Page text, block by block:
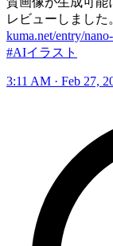
レビューしました
kuma.net/entry/
#AIイラスト
3:11 AM · Feb 27,